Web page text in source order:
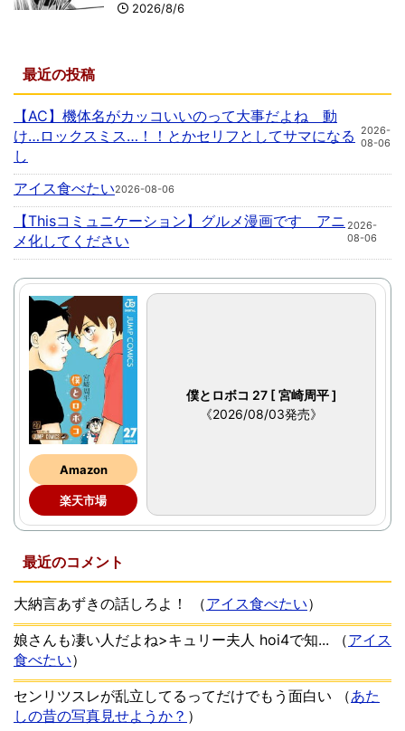
2026/8/6
最近の投稿
【AC】機体名がカッコいいのって大事だよね 動
け…ロックスミス…！！とかセリフとしてサマになる
し
2026-
08-06
アイス食べたい2026-08-06
【Thisコミュニケーション】グルメ漫画です アニ
メ化してください
2026-
08-06
Amazon
楽天市場
僕とロボコ 27 [ 宮崎周平 ]
《2026/08/03発売》
最近のコメント
大納言あずきの話しろよ！ （アイス食べたい）
娘さんも凄い人だよね>キュリー夫人 hoi4で知...
（アイス
食べたい）
センリツスレが乱立してるってだけでもう面白い
（あた
しの昔の写真見せようか？ ）